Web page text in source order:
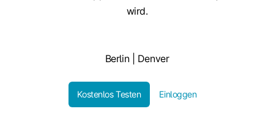
wird.
Berlin | Denver
Kostenlos Testen Einloggen